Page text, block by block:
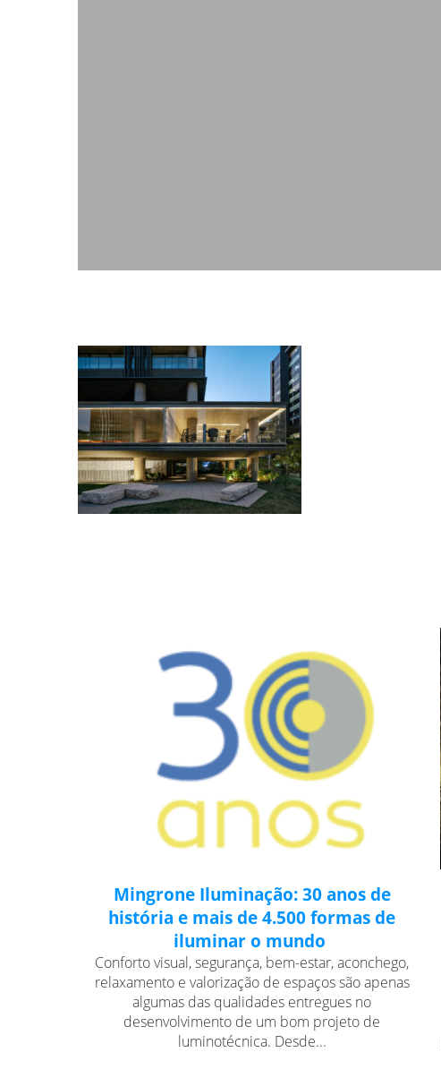
Mingrone Iluminação: 30 anos de
história e mais de 4.500 formas de
iluminar o mundo
Conforto visual, segurança, bem-estar, aconchego,
relaxamento e valorização de espaços são apenas
algumas das qualidades entregues no
desenvolvimento de um bom projeto de
luminotécnica. Desde...